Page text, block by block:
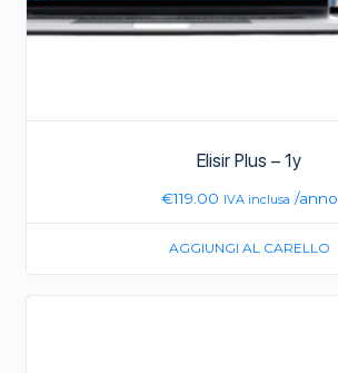
Elisir Plus – 1y
€119.00 IVA inclusa /anno
AGGIUNGI AL CARELLO